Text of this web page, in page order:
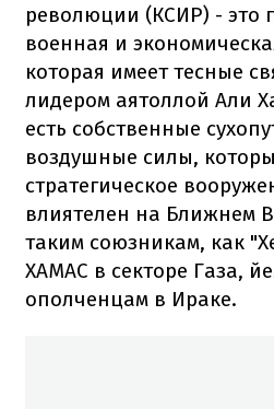
революции (КСИР) - это
военная и
которая имеет тесные
лидером аятоллой Али
есть собственные
воздушные силы,
стратегическое
влиятелен на Ближнем
таким союзникам, как
ХАМАС в секторе Газа,
ополченцам в Ираке.